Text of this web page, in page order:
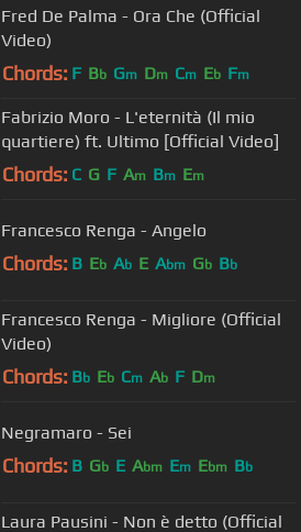
Fred De Palma - Ora Che (Official
Video)
Chords: F Bb Gm Dm Cm Eb Fm
Fabrizio Moro - L'eternità (Il mio
quartiere) ft. Ultimo [Official Video]
Chords: C G F Am Bm Em
Francesco Renga - Angelo
Chords: B Eb Ab E Abm Gb Bb
Francesco Renga - Migliore (Official
Video)
Chords: Bb Eb Cm Ab F Dm
Negramaro - Sei
Chords: B Gb E Abm Em Ebm Bb
Laura Pausini - Non è detto (Official